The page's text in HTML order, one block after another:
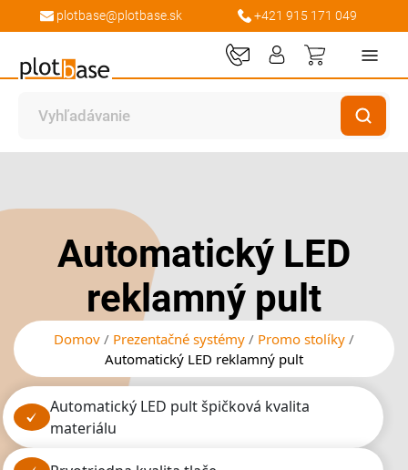
plotbase@plotbase.sk +421 915 171 049
Môj košík
obrázkovAutomatický LED
reklamný pult
Domov Prezentačné systémy
Promo stolíky
Automatický LED reklamný pult
Automatický LED pult špičková kvalita
materiálu
obrázkov